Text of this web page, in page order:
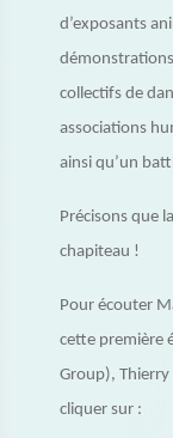
d’exposants
collectifs de
associations
ainsi qu’un
Précisons que
chapiteau !
Pour écouter
cette première
Group),
cliquer sur :